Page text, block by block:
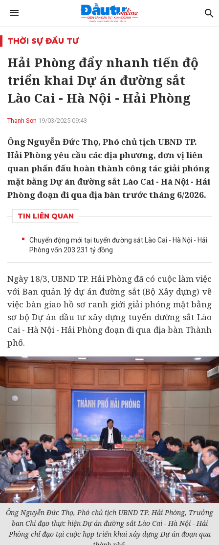
THỜI SỰ ĐẦU TƯ
Hải Phòng đẩy nhanh tiến độ
triển khai Dự án đường sắt
Lào Cai - Hà Nội - Hải Phòng
Thanh Sơn 19/03/2025 09:43
Ông Nguyễn Đức Thọ, Phó chủ tịch UBND TP.
Hải Phòng yêu cầu các địa phương, đơn vị liên
quan phấn đấu hoàn thành công tác giải phóng
mặt bằng Dự án đường sắt Lào Cai - Hà Nội - Hải
Phòng đoạn đi qua địa bàn trước tháng 6/2026.
TIN LIÊN QUAN
Chuyển động mới tại tuyến đường sắt Lào Cai - Hà Nội - Hải
Phòng vốn 203.231 tỷ đồng
Ngày 18/3, UBND TP. Hải Phòng đã có cuộc làm việc
với Ban quản lý dự ánđường sắt (Bộ Xây dựng) về
việc bàn giao hồ sơ ranh giới giải phóng mặt bằng
sơ bộ Dự án đầu tưxây dựng tuyến đường sắt Lào
Cai - Hà Nội - Hải Phòng đoạn đi qua địa bàn Thành
phố.
Ông Nguyễn Đức Thọ, Phó chủ tịch UBND TP. Hải Phòng, Trưởng
ban Chỉ đạo thực hiện Dự án đường sắt Lào Cai - Hà Nội - Hải
Phòng chỉ đạo tại cuộc họp triển khai xây dựng Dự án đoạn qua